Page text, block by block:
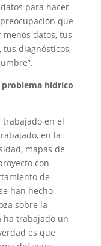
para hacer
que
menos datos, tus
diagnósticos,
problema hídrico
trabajado en el
en la
mapas de
con
de
han hecho
sobre la
ha trabajado un
es que